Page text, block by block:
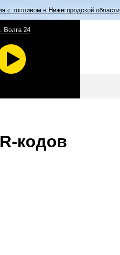
с топливом в Нижегородской области
Волга 24
кодов